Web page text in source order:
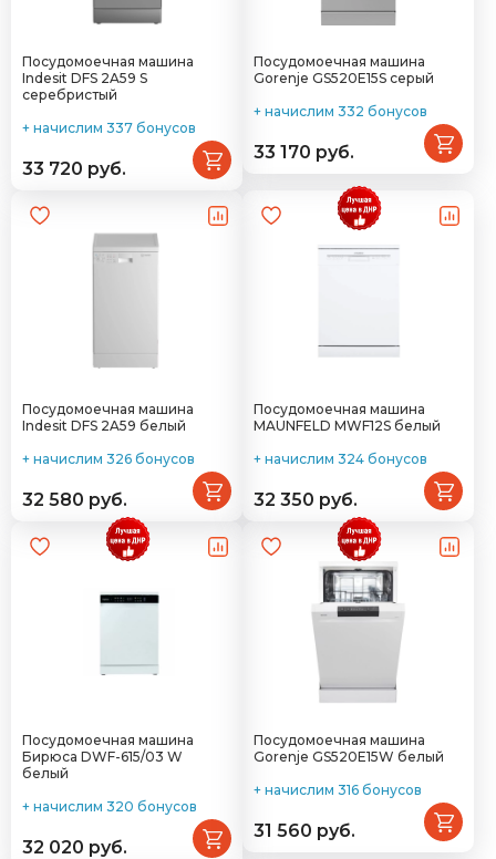
Посудомоечная машина
Indesit DFS 2A59 S
серебристый
+ начислим 337 бонусов
33 720 руб.
Посудомоечная машина
Gorenje GS520E15S серый
+ начислим 332 бонусов
33 170 руб.
Посудомоечная машина
Indesit DFS 2A59 белый
+ начислим 326 бонусов
32 580 руб.
Посудомоечная машина
MAUNFELD MWF12S белый
+ начислим 324 бонусов
32 350 руб.
Посудомоечная машина
Бирюса DWF-615/03 W
белый
+ начислим 320 бонусов
32 020 руб.
Посудомоечная машина
Gorenje GS520E15W белый
+ начислим 316 бонусов
31 560 руб.